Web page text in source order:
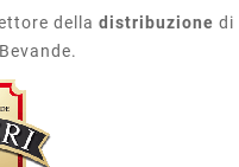
della distribuzione di